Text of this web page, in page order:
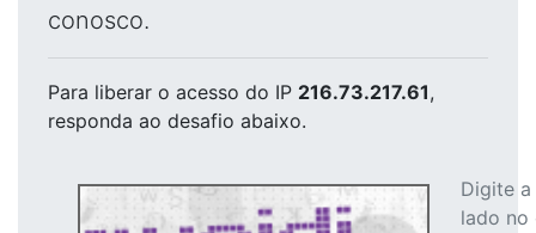
conosco.
Para liberar o acesso do IP 216.73.217.61,
responda ao desafio abaixo.
Digite
lado no